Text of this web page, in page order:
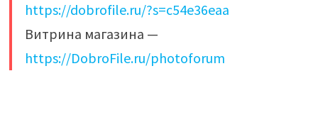
https://dobrofile.ru/?s=c54e36eaa
Витрина магазина —
https://DobroFile.ru/photoforum